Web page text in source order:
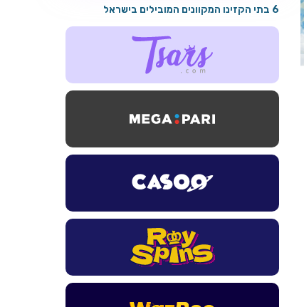
6 בתי הקזינו המקוונים המובילים בישראל